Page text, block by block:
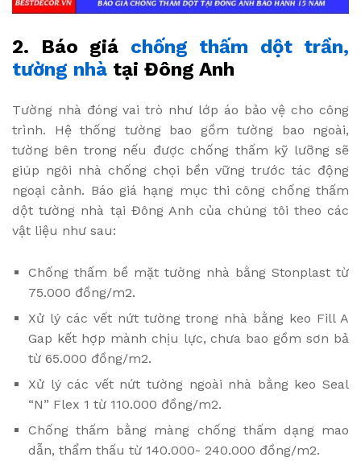
2. Báo giá chống thấm dột trần,
tường nhà tại Đông Anh
Tường nhà đóng vai trò như lớp áo bảo vệ cho công
trình. Hệ thống tường bao gồm tường bao ngoài,
tường bên trong nếu được chống thấm kỹ lưỡng sẽ
giúp ngôi nhà chống chọi bền vững trước tác động
ngoại cảnh. Báo giá hạng mục thi công chống thấm
dột tường nhà tại Đông Anh của chúng tôi theo các
vật liệu như sau:
Chống thấm bề mặt tường nhà bằng Stonplast từ
75.000 đồng/m2.
Xử lý các vết nứt tường trong nhà bằng keo Fill A
Gap kết hợp mành chịu lực, chưa bao gồm sơn bả
từ 65.000 đồng/m2.
Xử lý các vết nứt tường ngoài nhà bằng keo Seal
“N” Flex 1 từ 110.000 đồng/m2.
Chống thấm bằng màng chống thấm dạng mao
dẫn, thẩm thấu từ 140.000- 240.000 đồng/m2.